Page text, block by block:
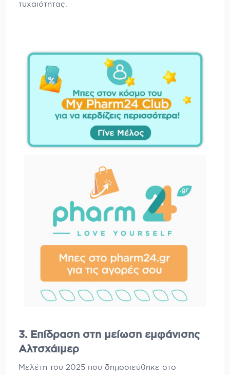
τυχαιότητας.
3. Επίδραση στη μείωση εμφάνισης
Αλτσχάιμερ
Μελέτη του 2025 που δημοσιεύθηκε στο